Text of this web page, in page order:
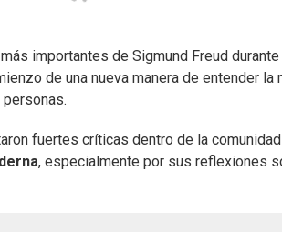
importantes de Sigmund Freud
de una nueva manera de entender la
fuertes críticas dentro de la
, especialmente por sus reflexiones